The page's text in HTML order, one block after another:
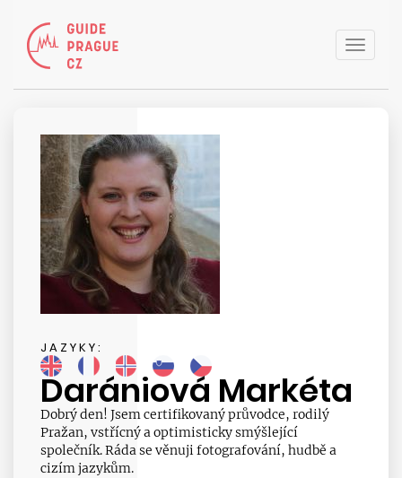
Toggle
JAZYKY:
Darániová Markéta
Dobrý den! Jsem certifikovaný průvodce, rodilý
Pražan, vstřícný a optimisticky smýšlející
společník. Ráda se věnuji fotografování, hudbě a
cizím jazykům.